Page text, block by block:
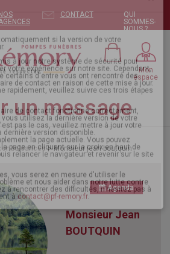
NOS
CONTACT
QUI
SOMMES-
NOUS ?
Mon
espace
un message
> Monsieur jean boutquin
Agenda
Monsieur Jean
BOUTQUIN
message, mettez à jour
×
si la version de votre
à jour notre système de sécurité pour
votre expérience sur notre site. Cependant,
certains d'entre vous ont rencontré des
de contact en raison de cette mise à jour.
rapidement, veuillez suivre ces trois étapes
de contact fonctionne correctement,
utilisez la dernière version de votre
pas le cas, veuillez mettre à jour votre
dernière version disponible.
la page actuelle. Vous pouvez
page en cliquant sur la croix en haut de
relancer le navigateur et revenir sur le site
vous serez en mesure d'utiliser le
et nous aider dans notre lutte contre
à rencontrer des difficultés, n'hésitez pas à
àcontact@pf-remory.fr